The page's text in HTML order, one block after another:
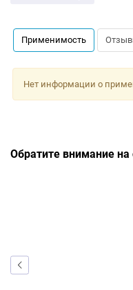
Применимость
Нет информации о
Обратите внимание